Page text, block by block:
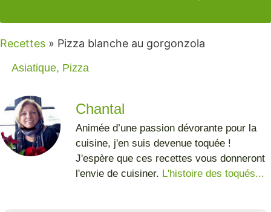
Recettes » Pizza blanche au gorgonzola
Asiatique, Pizza
Chantal
Animée d’une passion dévorante pour la
cuisine, j'en suis devenue toquée !
J'espère que ces recettes vous donneront
l'envie de cuisiner. L'histoire des toqués...